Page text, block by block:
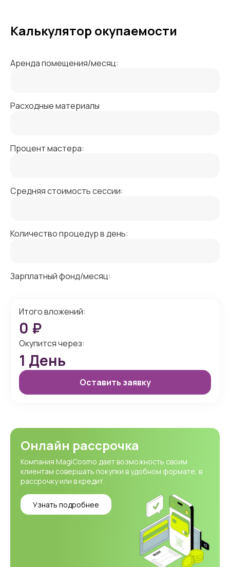
Калькулятор окупаемости
Аренда помещения/месяц:
Расходные материалы
Процент мастера:
Средняя стоимость сессии:
Количество процедур в день:
Зарплатный фонд/месяц:
Итого вложений:
0 ₽
Окупится через:
1 День
Оставить заявку
Онлайн рассрочка
Компания MagiCosmo дает возможность своим
клиентам совершать покупки в удобном формате, в
рассрочку или в кредит.
Узнать подробнее